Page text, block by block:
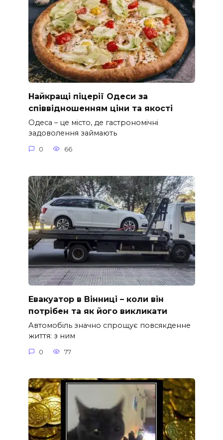
Найкращі піцерії Одеси за
співвідношенням ціни та якості
Одеса – це місто, де гастрономічні
задоволення займають
0 66
Евакуатор в Вінниці – коли він
потрібен та як його викликати
Автомобіль значно спрощує повсякденне
життя: з ним
0 77